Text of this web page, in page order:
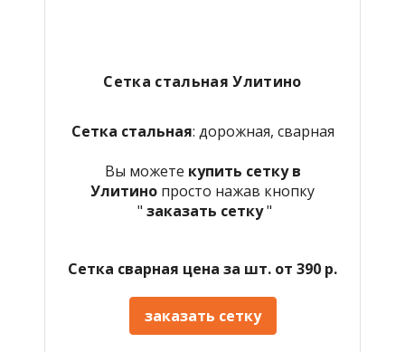
Сетка стальная Улитино
Сетка стальная: дорожная, сварная
Вы можете купить сетку в
Улитино просто нажав кнопку
" заказать сетку"
Сетка сварная цена за шт. от 390 р.
заказать сетку